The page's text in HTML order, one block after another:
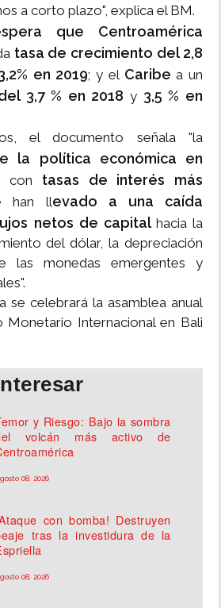
a corto plazo", explica el BM.
que Centroamérica
tasa de crecimiento del 2,8
en 2019; y el Caribea un
3,7 % en 2018y 3,5 % en
el documento señala "la
la política económica en
con tasas de interés más
han llevado a una caída
netos de capital hacia la
del dólar, la depreciación
las monedas emergentes y
se celebrará la asamblea anual
Internacional en Bali
y Riesgo: Bajo la sombra
volcán más activo de
08, 2026
con bomba! Destruyen
tras la investidura de la
08, 2026